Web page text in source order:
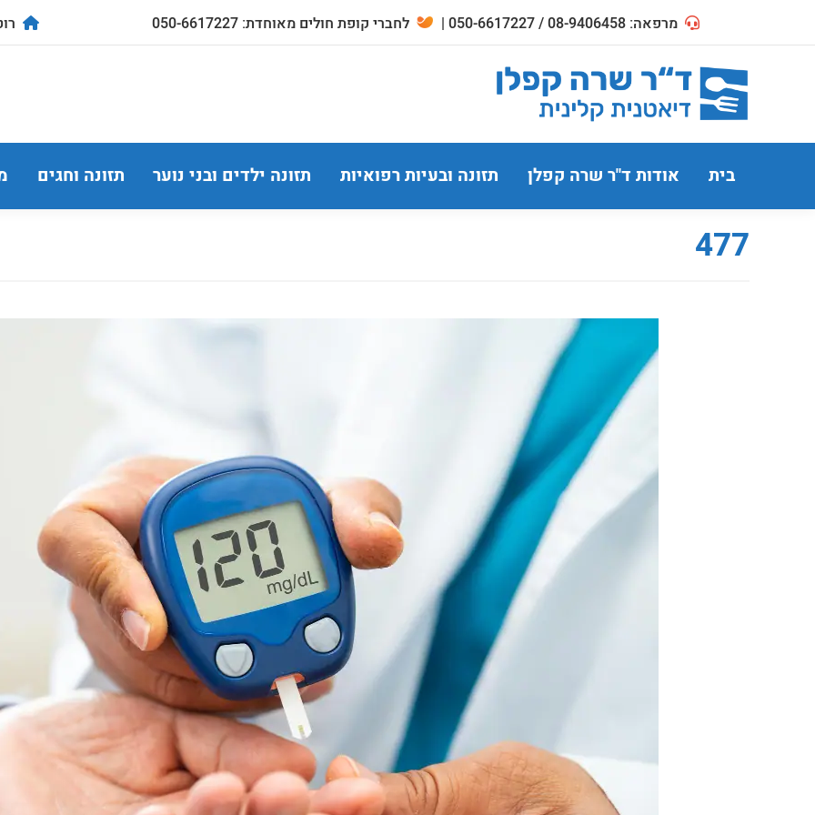
מרפאה: 08-9406458 / 050-6617227 | לחברי קופת חולים מאוחדת: 050-6617227
בית אודות ד"ר שרה קפלן תזונה ובעיות רפואיות תזונה ילדים ובני נוער תזונה וחגים
477